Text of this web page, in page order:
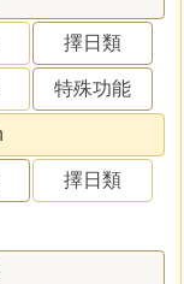
擇日類
特殊功能
擇日類